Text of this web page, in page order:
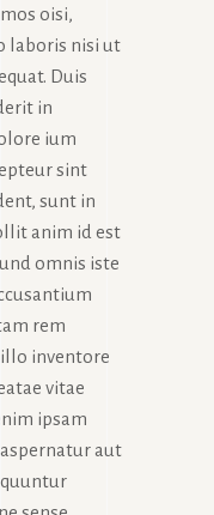
oisi,
laboris nisi ut
Duis
in
ium
sint
sunt in
anim id est
omnis iste
rem
illo inventore
vitae
ipsam
aut